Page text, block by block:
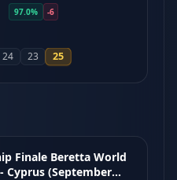
97.0%
-6
24 23 25
Finale Beretta World
Cyprus (September